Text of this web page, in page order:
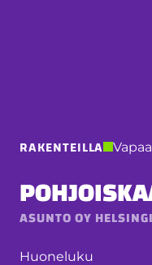
RAKENTEILLA Vapaa
ASUNTO OY
Huoneluku